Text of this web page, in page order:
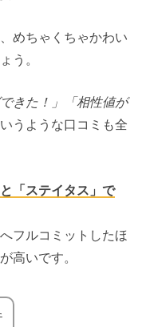
めちゃくちゃかわい
う。
きた！」「相性値が
うような口コミも全
「ステイタス」で
フルコミットしたほ
高いです。